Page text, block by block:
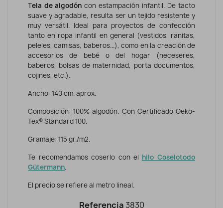
Tela de algodón con estampación infantil. De tacto
suave y agradable, resulta ser un tejido resistente y
muy versátil. Ideal para proyectos de confección
tanto en ropa infantil en general (vestidos, ranitas,
peleles, camisas, baberos...), como en la creación de
accesorios de bebé o del hogar (neceseres,
baberos, bolsas de maternidad, porta documentos,
cojines, etc.).
Ancho: 140 cm. aprox.
Composición: 100% algodón. Con Certificado Oeko-
Tex® Standard 100.
Gramaje: 115 gr./m2.
Te recomendamos coserlo con el hilo Coselotodo
Gütermann.
El precio se refiere al metro lineal.
Referencia 3830